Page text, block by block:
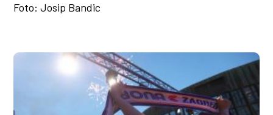
Foto: Josip Bandic